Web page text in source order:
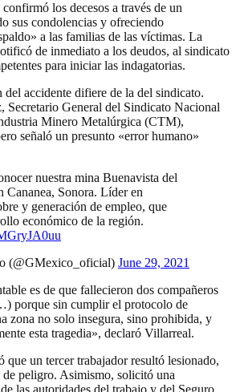
los decesos a través de un
sus condolencias y ofreciendo
a las familias de las víctimas. La
de inmediato a los deudos, al sindicato
para iniciar las indagatorias.
del accidente difiere de la del sindicato.
Secretario General del Sindicato Nacional
Minero Metalúrgica (CTM),
señaló un presunto «error humano»
nuestra mina Buenavista del
Cananea, Sonora. Líder en
y generación de empleo, que
económico de la región.
(@GMexico_oficial) June 29, 2021
es de que fallecieron dos compañeros
porque sin cumplir el protocolo de
zona no solo insegura, sino prohibida, y
esta tragedia», declaró Villarreal.
un tercer trabajador resultó lesionado,
de peligro. Asimismo, solicitó una